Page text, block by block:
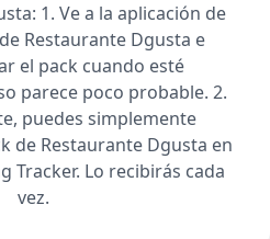
1. Ve a la aplicación de
Restaurante Dgusta e
el pack cuando esté
parece poco probable. 2.
puedes simplemente
de Restaurante Dgusta en
Tracker. Lo recibirás cada
vez.